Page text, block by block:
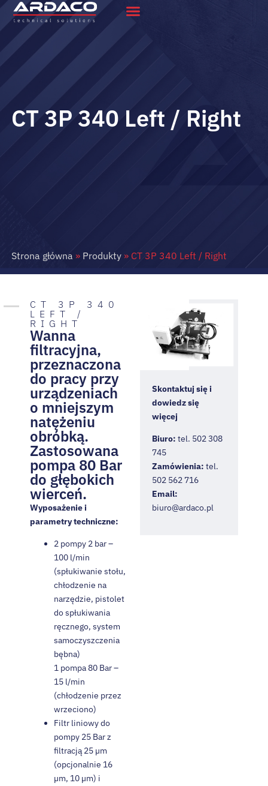
CT 3P 340 Left / Right
Strona główna » Produkty» CT 3P 340 Left / Right
CT 3P 340
LEFT /
RIGHT
Wanna
filtracyjna,
przeznaczona
do pracy przy
urządzeniach
o mniejszym
natężeniu
obróbką.
Zastosowana
pompa 80 Bar
do głębokich
wierceń.
Wyposażenie i
parametry techniczne:
2 pompy 2 bar –
100 l/min
(spłukiwanie stołu,
chłodzenie na
narzędzie, pistolet
do spłukiwania
ręcznego, system
samoczyszczenia
bębna)
1 pompa 80 Bar –
15 l/min
(chłodzenie przez
wrzeciono)
Filtr liniowy do
pompy 25 Bar z
filtracją 25 µm
(opcjonalnie 16
µm, 10 µm) i
Skontaktuj się i
dowiedz się
więcej
Biuro: tel. 502 308
745
Zamówienia: tel.
502 562 716
Email:
biuro@ardaco.pl